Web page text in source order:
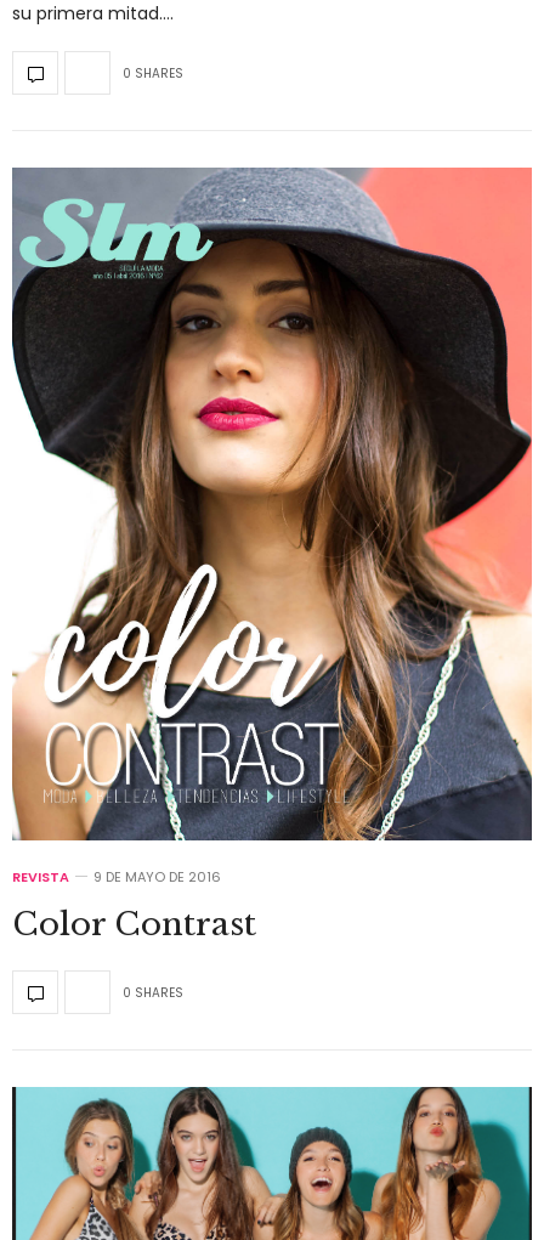
su primera mitad.…
0 SHARES
REVISTA 9 DE MAYO DE 2016
Color Contrast
0 SHARES